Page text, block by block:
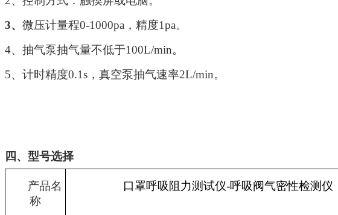
3、 微压计量程0-1000pa，精度1pa。
4、抽气泵抽气量不低于100L/min。
5、计时精度0.1s，真空泵抽气速率2L/min。
四、型号选择
产品名
称
口罩呼吸阻力测试仪-呼吸阀气密性检测仪